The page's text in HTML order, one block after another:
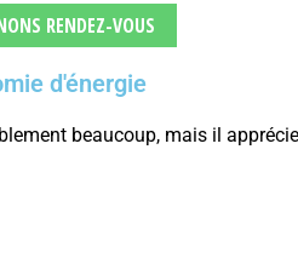
RENDEZ-VOUS
d'énergie
beaucoup, mais il